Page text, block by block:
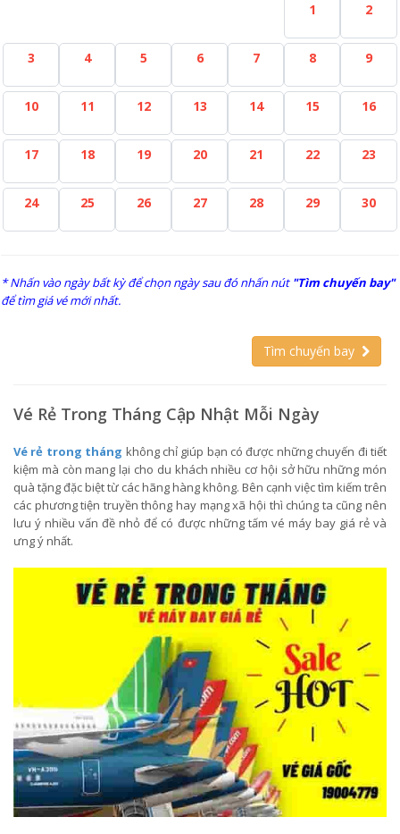
1 2
3 4 5 6 7 8 9
10 11 12 13 14 15 16
17 18 19 20 21 22 23
24 25 26 27 28 29 30
* Nhấn vào ngày bất kỳ để chọn ngày sau đó nhấn nút "Tìm chuyến bay"
để tìm giá vé mới nhất.
Tìm chuyến bay
Vé Rẻ Trong Tháng Cập Nhật Mỗi Ngày
Vé rẻ trong tháng không chỉ giúp bạn có được những chuyến đi tiết
kiệm mà còn mang lại cho du khách nhiều cơ hội sở hữu những món
quà tặng đặc biệt từ các hãng hàng không. Bên cạnh việc tìm kiếm trên
các phương tiện truyền thông hay mạng xã hội thì chúng ta cũng nên
lưu ý nhiều vấn đề nhỏ để có được những tấm vé máy bay giá rẻ và
ưng ý nhất.